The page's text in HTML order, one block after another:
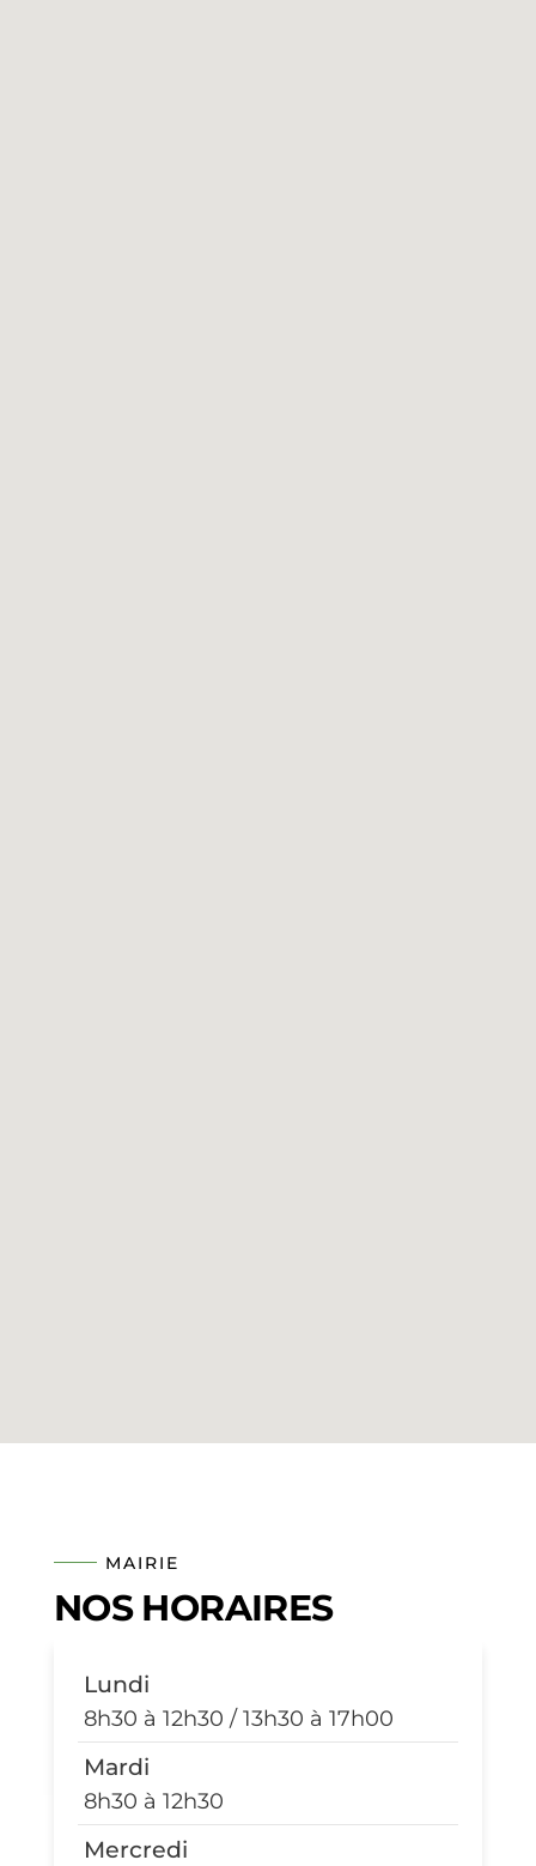
MAIRIE
NOS HORAIRES
Lundi
8h30 à 12h30 / 13h30 à 17h00
Mardi
8h30 à 12h30
Mercredi